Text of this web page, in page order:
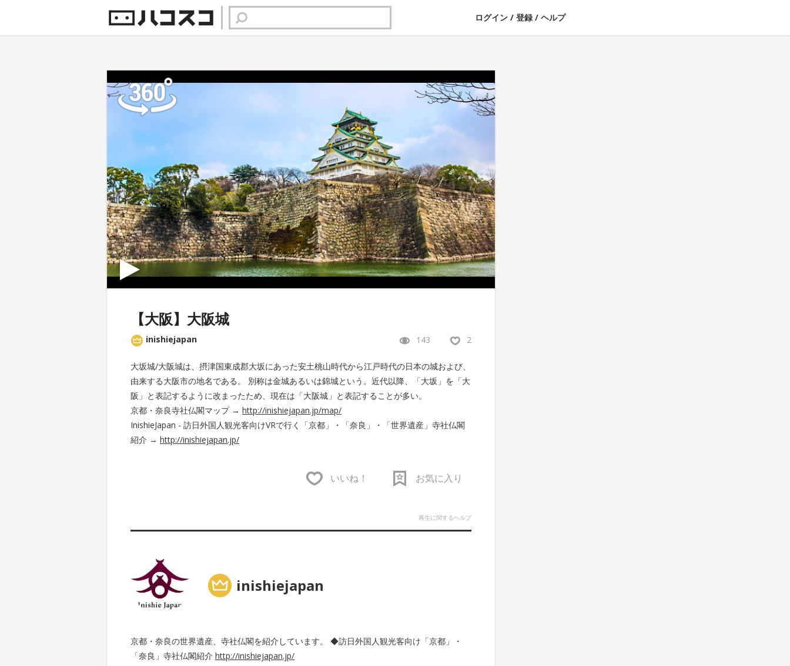
ログイン / 登録 / ヘルプ
【大阪】大阪城
inishiejapan 143 2
大坂城/大阪城は、摂津国東成郡大坂にあった安土桃山時代から江戸時代の日本の城および、
由来する大阪市の地名である。 別称は金城あるいは錦城という。近代以降、「大坂」を「大
阪」と表記するように改まったため、現在は「大阪城」と表記することが多い。
京都・奈良寺社仏閣マップ → http://inishiejapan.jp/map/
InishieJapan - 訪日外国人観光客向けVRで行く「京都」・「奈良」・「世界遺産」寺社仏閣
紹介 → http://inishiejapan.jp/
いいね！ お気に入り
再生に関するヘルプ
inishiejapan
京都・奈良の世界遺産、寺社仏閣を紹介しています。 ◆訪日外国人観光客向け「京都」・
「奈良」寺社仏閣紹介 http://inishiejapan.jp/